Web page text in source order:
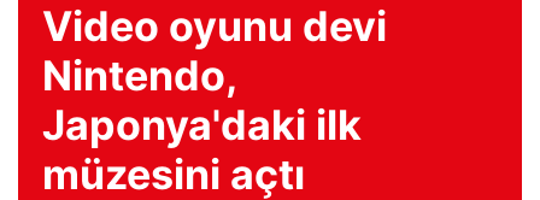
Video oyunu devi
Nintendo,
Japonya'daki ilk
müzesini açtı